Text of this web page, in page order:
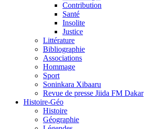
Contribution
Santé
Insolite
Justice
Littérature
Bibliographie
Associations
Hommage
Sport
Soninkara Xibaaru
Revue de presse Jiida FM Dakar
Histoire-Géo
Histoire
Géographie